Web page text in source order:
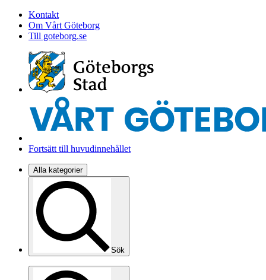
Kontakt
Om Vårt Göteborg
Till goteborg.se
Fortsätt till huvudinnehållet
Alla kategorier
Sök